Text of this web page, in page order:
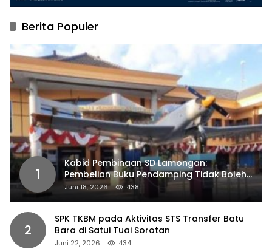
Berita Populer
1
Kabid Pembinaan SD Lamongan:
Pembelian Buku Pendamping Tidak Boleh
Dipaksakan
Juni 18, 2026 438
2
SPK TKBM pada Aktivitas STS Transfer Batu
Bara di Satui Tuai Sorotan
Juni 22, 2026 434